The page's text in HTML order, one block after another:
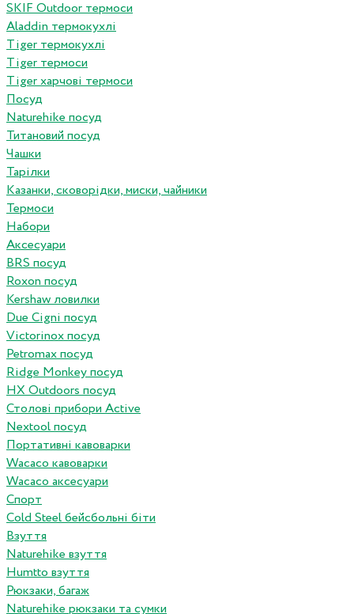
SKIF Outdoor термоси
Aladdin термокухлі
Tiger термокухлі
Tiger термоси
Tiger харчові термоси
Посуд
Naturehike посуд
Титановий посуд
Чашки
Тарілки
Казанки, сковорідки, миски, чайники
Термоси
Набори
Аксесуари
BRS посуд
Roxon посуд
Kershaw ловилки
Due Cigni посуд
Victorinox посуд
Petromax посуд
Ridge Monkey посуд
HX Outdoors посуд
Столові прибори Active
Nextool посуд
Портативні кавоварки
Wacaco кавоварки
Wacaco аксесуари
Спорт
Cold Steel бейсбольні біти
Взуття
Naturehike взуття
Humtto взуття
Рюкзаки, багаж
Naturehike рюкзаки та сумки